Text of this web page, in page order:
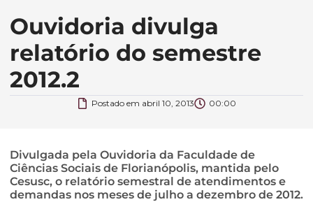
Ouvidoria divulga
relatório do semestre
2012.2
Postado em abril 10, 2013 00:00
Divulgada pela Ouvidoria da Faculdade de
Ciências Sociais de Florianópolis, mantida pelo
Cesusc, o relatório semestral de atendimentos e
demandas nos meses de julho a dezembro de 2012.